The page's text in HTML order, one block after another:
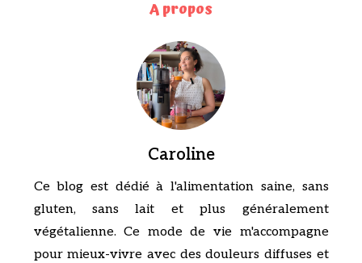
A propos
Caroline
Ce blog est dédié à l'alimentation saine, sans
gluten, sans lait et plus généralement
végétalienne. Ce mode de vie m'accompagne
pour mieux-vivre avec des douleurs diffuses et